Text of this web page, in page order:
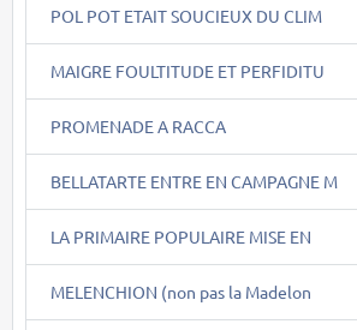
POL POT ETAIT SOUCIEUX DU CLIM
MAIGRE FOULTITUDE ET PERFIDITU
PROMENADE A RACCA
BELLATARTE ENTRE EN CAMPAGNE M
LA PRIMAIRE POPULAIRE MISE EN
MELENCHION (non pas la Madelon